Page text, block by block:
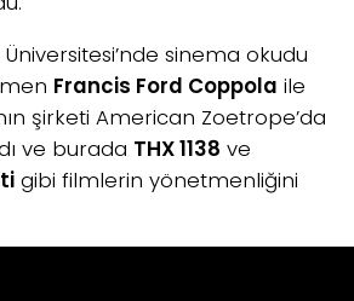
sinema okudu
Francis Ford Coppola ile
şirketi American Zoetrope’da
ve burada THX 1138 ve
gibi filmlerin yönetmenliğini